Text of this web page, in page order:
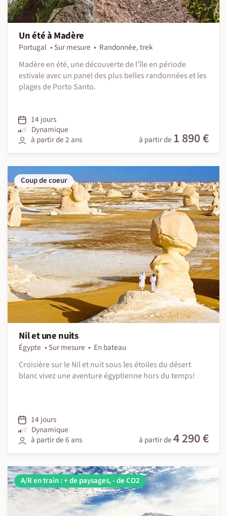
Un été à Madère
Portugal Sur mesure
Randonnée, trek
Madère en été, une découverte de l’île en période
estivale avec un panel des plus belles randonnées et les
plages de Porto Santo.
14 jours
Dynamique
à partir de 2 ans
à partir de 1 890 €
Coup de coeur
Nil et une nuits
Égypte Sur mesure
En bateau
Croisière sur le Nil et nuit sous les étoiles du désert
blanc vivez une aventure égyptienne hors du temps!
14 jours
Dynamique
à partir de 6 ans
à partir de4 290 €
A/R en train : + de paysages, - de CO2